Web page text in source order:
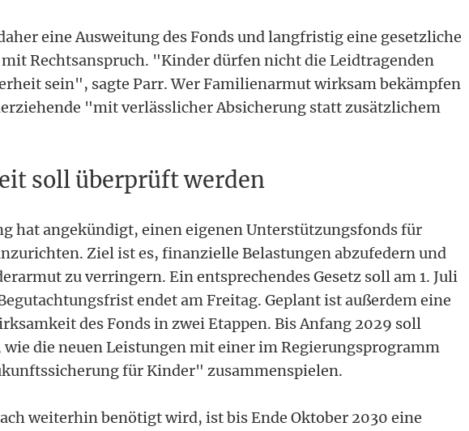
eine Ausweitung des Fonds und langfristig eine gesetzliche
Rechtsanspruch. "Kinder dürfen nicht die Leidtragenden
sein", sagte Parr. Wer Familienarmut wirksam bekämpfen
"mit verlässlicher Absicherung statt zusätzlichem
soll überprüft werden
hat angekündigt, einen eigenen Unterstützungsfonds für
Ziel ist es, finanzielle Belastungen abzufedern und
zu verringern. Ein entsprechendes Gesetz soll am 1. Juli
endet am Freitag. Geplant ist außerdem eine
des Fonds in zwei Etappen. Bis Anfang 2029 soll
die neuen Leistungen mit einer im Regierungsprogramm
für Kinder" zusammenspielen.
weiterhin benötigt wird, ist bis Ende Oktober 2030 eine